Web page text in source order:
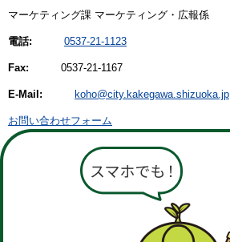
マーケティング課 マーケティング・広報係
電話: 0537-21-1123
Fax: 0537-21-1167
E-Mail: koho@city.kakegawa.shizuoka.jp
お問い合わせフォーム